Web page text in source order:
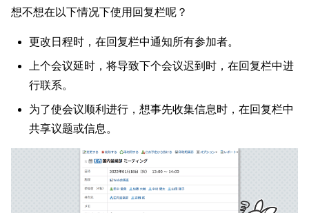
想不想在以下情况下使用回复栏呢？
更改日程时，在回复栏中通知所有参加者。
上个会议延时，将导致下个会议迟到时，在回复栏中进
行联系。
为了使会议顺利进行，想事先收集信息时，在回复栏中
共享议题或信息。